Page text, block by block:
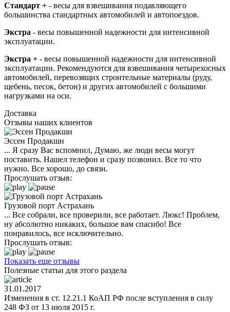
Стандарт + - весы для взвешивания подавляющего
большинства стандартных автомобилей и автопоездов.
Экстра - весы повышенной надежности для интенсивной
эксплуатации.
Экстра + - весы повышенной надежности для интенсивной
эксплуатации. Рекомендуются для взвешивания четырехосных
автомобилей, перевозящих строительные материалы (руду,
щебень, песок, бетон) и других автомобилей с большими
нагрузками на оси.
Доставка
Отзывы наших клиентов
Эссен Продакшн
... Я сразу Вас вспомнил, Думаю, же люди весы могут
поставить. Нашел телефон и сразу позвонил. Все то что
нужно. Все хорошо, до связи.
Прослушать отзыв:
Грузовой порт Астрахань
... Все собрали, все проверили, все работает. Люкс! Проблем,
ну абсолютно никаких, большое вам спасибо! Все
понравилось, все исключительно.
Прослушать отзыв:
Показать еще отзывы
Полезные статьи для этого раздела
31.01.2017
Изменения в ст. 12.21.1 КоАП РФ после вступления в силу
248 ФЗ от 13 июля 2015 г.